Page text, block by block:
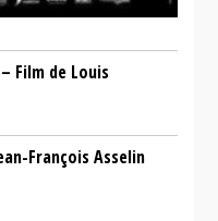
Film de Louis
François Asselin